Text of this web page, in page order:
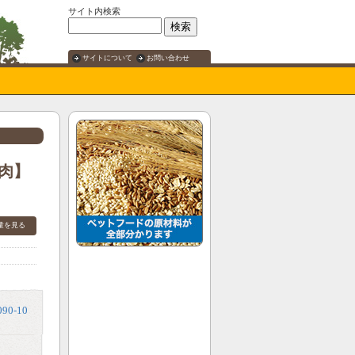
サイトについて お問い合わせ
サイト内検索
】
を見る
オリジナル ドッグフ
ー・ホース【馬肉】（子
ー・ホース【馬肉】（子
10